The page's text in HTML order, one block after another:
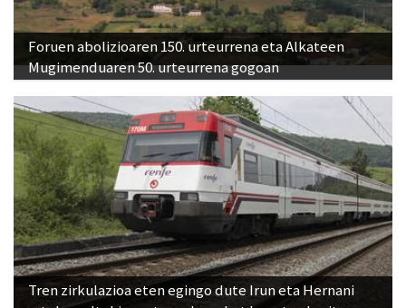
Foruen abolizioaren 150. urteurrena eta Alkateen
Mugimenduaren 50. urteurrena gogoan
Tren zirkulazioa eten egingo dute Irun eta Hernani